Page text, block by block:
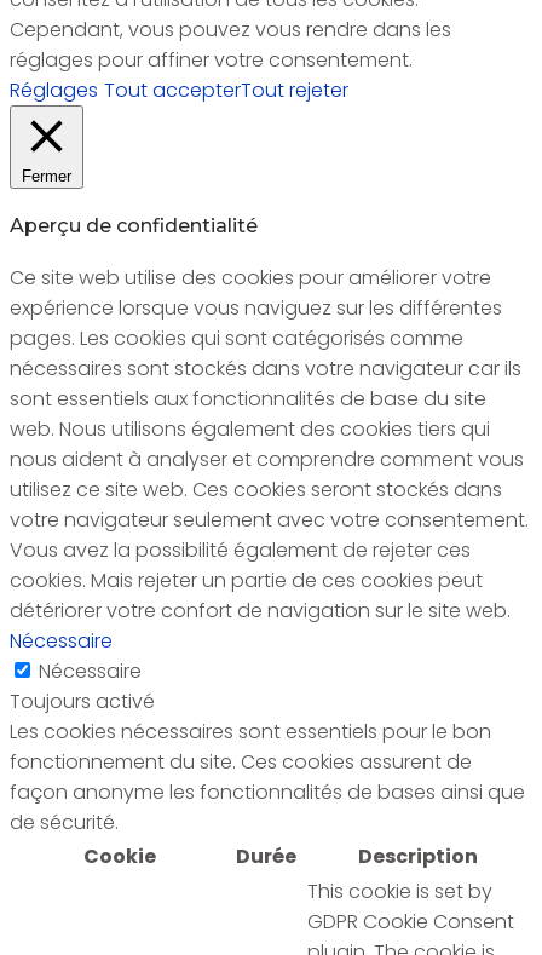
Cependant, vous pouvez vous rendre dans les
réglages pour affiner votre consentement.
Réglages Tout accepterTout rejeter
Fermer
Aperçu de confidentialité
Ce site web utilise des cookies pour améliorer votre
expérience lorsque vous naviguez sur les différentes
pages. Les cookies qui sont catégorisés comme
nécessaires sont stockés dans votre navigateur car ils
sont essentiels aux fonctionnalités de base du site
web. Nous utilisons également des cookies tiers qui
nous aident à analyser et comprendre comment vous
utilisez ce site web. Ces cookies seront stockés dans
votre navigateur seulement avec votre consentement.
Vous avez la possibilité également de rejeter ces
cookies. Mais rejeter un partie de ces cookies peut
détériorer votre confort de navigation sur le site web.
Nécessaire
Nécessaire
Toujours activé
Les cookies nécessaires sont essentiels pour le bon
fonctionnement du site. Ces cookies assurent de
façon anonyme les fonctionnalités de bases ainsi que
de sécurité.
Cookie
Durée Description
This cookie is set by
GDPR Cookie Consent